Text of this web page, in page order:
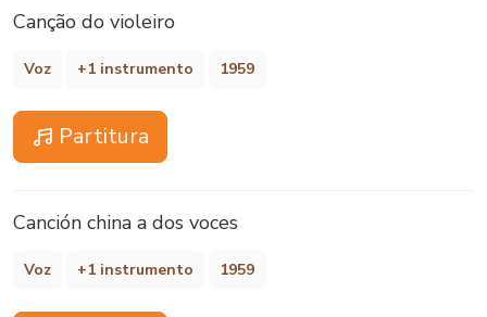
Canção do violeiro
Voz +1 instrumento 1959
Partitura
Canción china a dos voces
Voz +1 instrumento 1959